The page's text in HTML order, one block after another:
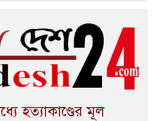
হত্যাকাণ্ডের মূল